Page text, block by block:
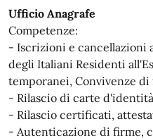
Ufficio Anagrafe
Competenze:
- Iscrizioni e cancellazioni
degli Italiani Residenti
temporanei, Convivenze
- Rilascio di carte d'identità
- Rilascio certificati,
- Autenticazione di firme,